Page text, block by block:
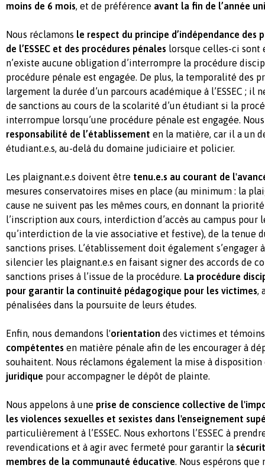
moins de 6 mois, et de préférence avant la fin de l’année
Nous réclamons le respect du principe d’indépendance des
de l’ESSEC et des procédures pénales lorsque celles-ci sont
n’existe aucune obligation d’interrompre la procédure
procédure pénale est engagée. De plus, la temporalité des
largement la durée d’un parcours académique à l’ESSEC ; il
de sanctions au cours de la scolarité d’un étudiant si la
interrompue lorsqu’une procédure pénale est engagée.
responsabilité de l’établissement en la matière, car il a un
étudiant.e.s, au-delà du domaine judiciaire et policier.
Les plaignant.e.s doivent être tenu.e.s au courant de
mesures conservatoires mises en place (au minimum : la
cause ne suivent pas les mêmes cours, en donnant la
l’inscription aux cours, interdiction d’accès au campus pour
qu’interdiction de la vie associative et festive), de la tenue
sanctions prises. L’établissement doit également s’engager
silencier les plaignant.e.s en faisant signer des accords de
sanctions prises à l’issue de la procédure. La procédure
pour garantir la continuité pédagogique pour les victimes,
pénalisées dans la poursuite de leurs études.
Enfin, nous demandons l'orientation des victimes et
compétentes en matière pénale afin de les encourager à
souhaitent. Nous réclamons également la mise à disposition
juridique pour accompagner le dépôt de plainte.
Nous appelons à une prise de conscience collective de
les violences sexuelles et sexistes dans l'enseignement
particulièrement à l’ESSEC. Nous exhortons l’ESSEC à
revendications et à agir avec fermeté pour garantir la
membres de la communauté éducative. Nous espérons